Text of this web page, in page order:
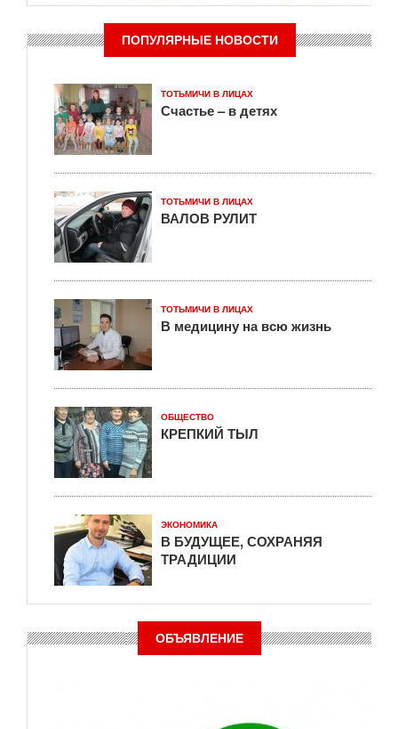
ПОПУЛЯРНЫЕ НОВОСТИ
ТОТЬМИЧИ В ЛИЦАХ
Счастье – в детях
ТОТЬМИЧИ В ЛИЦАХ
ВАЛОВ РУЛИТ
ТОТЬМИЧИ В ЛИЦАХ
В медицину на всю жизнь
ОБЩЕСТВО
КРЕПКИЙ ТЫЛ
ЭКОНОМИКА
В БУДУЩЕЕ, СОХРАНЯЯ
ТРАДИЦИИ
ОБЪЯВЛЕНИЕ